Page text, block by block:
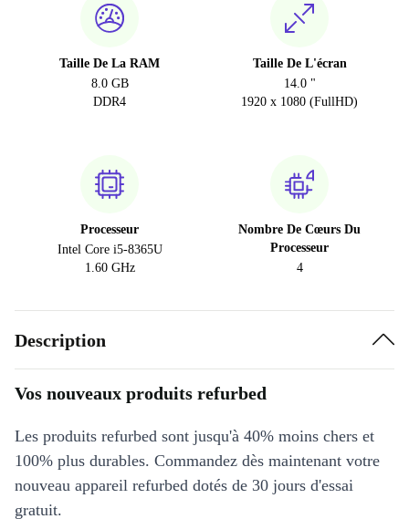
Taille De La RAM
8.0 GB
DDR4
Taille De L'écran
14.0 "
1920 x 1080 (FullHD)
Processeur
Intel Core i5-8365U
1.60 GHz
Nombre De Cœurs Du
Processeur
4
Description
Vos nouveaux produits refurbed
Les produits refurbed sont jusqu'à 40% moins chers et
100% plus durables. Commandez dès maintenant votre
nouveau appareil refurbed dotés de 30 jours d'essai
gratuit.